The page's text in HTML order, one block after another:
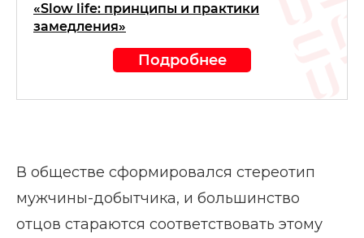
«Slow life: принципы и практики
замедления»
Подробнее
В обществе сформировался стереотип
мужчины-добытчика, и большинство
отцов стараются соответствовать этому